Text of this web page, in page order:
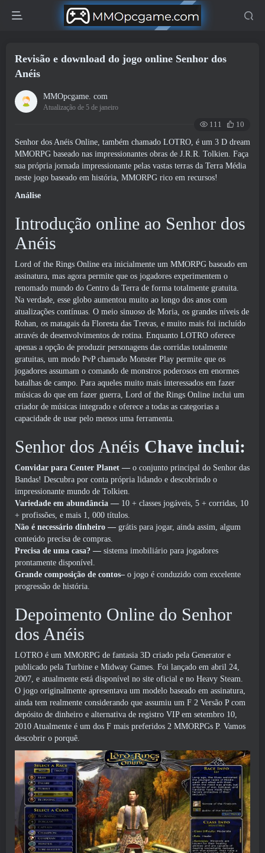
Revisão e download do jogo online Senhor dos
Anéis
MMOpcgame. com
Atualização de 5 de janeiro
111
10
Senhor dos Anéis Online, também chamado LOTRO, é um 3 D dream
MMORPG baseado nas impressionantes obras de J.R.R. Tolkien. Faça
sua própria jornada impressionante pelas vastas terras da Terra Média
neste jogo baseado em história, MMORPG rico em recursos!
Análise
Introdução online ao Senhor dos
Anéis
Lord of the Rings Online era inicialmente um MMORPG baseado em
assinatura, mas agora permite que os jogadores experimentem o
renomado mundo do Centro da Terra de forma totalmente gratuita.
Na verdade, esse globo aumentou muito ao longo dos anos com
atualizações contínuas. O meio sinuoso de Moria, os grandes níveis de
Rohan, os matagais da Floresta das Trevas, e muito mais foi incluído
através de desenvolvimentos de rotina. Enquanto LOTRO oferece
apenas a opção de produzir personagens das corridas totalmente
gratuitas, um modo PvP chamado Monster Play permite que os
jogadores assumam o comando de monstros poderosos em enormes
batalhas de campo. Para aqueles muito mais interessados ​​em fazer
músicas do que em fazer guerra, Lord of the Rings Online inclui um
criador de músicas integrado e oferece a todas as categorias a
capacidade de usar pelo menos uma ferramenta.
Senhor dos Anéis Chave inclui:
Convidar para Center Planet — o conjunto principal do Senhor das
Bandas! Descubra por conta própria lidando e descobrindo o
impressionante mundo de Tolkien.
Variedade em abundância — 10 + classes jogáveis, 5 + corridas, 10
+ profissões, e mais 1, 000 títulos.
Não é necessário dinheiro — grátis para jogar, ainda assim, algum
conteúdo precisa de compras.
Precisa de uma casa? — sistema imobiliário para jogadores
prontamente disponível.
Grande composição de contos– o jogo é conduzido com excelente
progressão de história.
Depoimento Online do Senhor
dos Anéis
LOTRO é um MMORPG de fantasia 3D criado pela Generator e
publicado pela Turbine e Midway Games. Foi lançado em abril 24,
2007, e atualmente está disponível no site oficial e no Heavy Steam.
O jogo originalmente apresentava um modelo baseado em assinatura,
ainda tem realmente considerando que assumiu um F 2 Versão P com
depósito de dinheiro e alternativa de registro VIP em setembro 10,
2010 Atualmente é um dos F mais preferidos 2 MMORPGs P. Vamos
descobrir o porquê.